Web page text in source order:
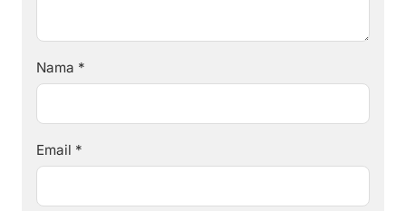
Nama *
Email *